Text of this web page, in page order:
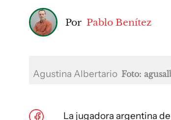
Por Pablo Benítez
Agustina Albertario Foto:
La jugadora argentina